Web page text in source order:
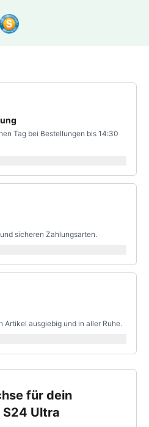
Tag bei Bestellungen bis 14:30
sicheren Zahlungsarten.
Artikel ausgiebig und in aller Ruhe.
für dein
S24 Ultra